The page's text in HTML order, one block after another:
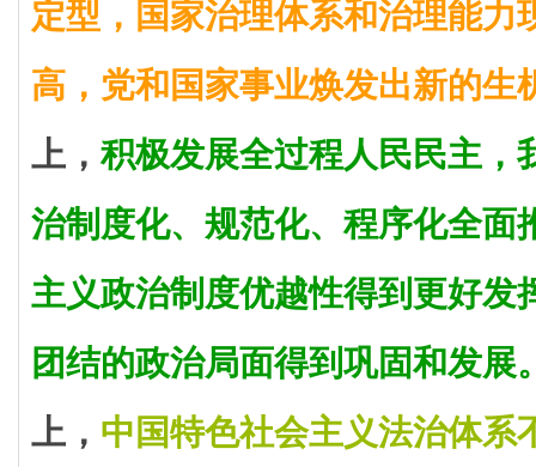
定型，国家治理体系和治理能力
高，党和国家事业焕发出新的生
上， 积极发展全过程人民民主，
治制度化、规范化、程序化全面
主义政治制度优越性得到更好发
团结的政治局面得到巩固和发展
上， 中国特色社会主义法治体系